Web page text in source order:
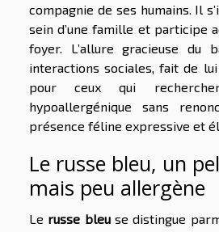
compagnie de ses humains. Il
sein d’une famille et participe
foyer. L’allure gracieuse du
interactions sociales, fait de
pour ceux qui
hypoallergénique sans
présence féline expressive et
Le russe bleu, un
mais peu allergène
Le russe bleuse distingue